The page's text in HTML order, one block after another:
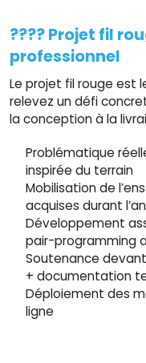
???? Projet fil
professionnel
Le projet fil rouge est
relevez un défi
la conception à la
Problématique
inspirée du terrain
Mobilisation de
acquises durant
Développement
pair-programming
Soutenance
+ documentation
Déploiement des
ligne